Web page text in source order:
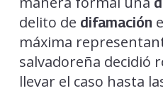
delito de difamación
máxima
salvadoreña decidió
llevar el caso hasta